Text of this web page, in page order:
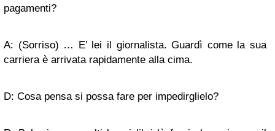
pagamenti?
A: (Sorriso) … E’ lei il giornalista. Guardì come la sua
carriera è arrivata rapidamente alla cima.
D: Cosa pensa si possa fare per impedirglielo?